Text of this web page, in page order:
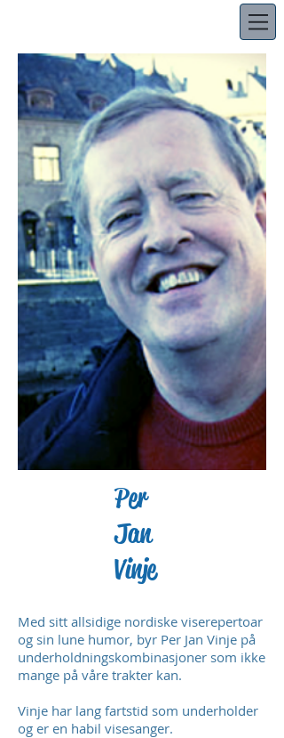
Per
Jan
Vinje
Med sitt allsidige nordiske viserepertoar
og sin lune humor, byr Per Jan Vinje på
underholdningskombinasjoner som ikke
mange på våre trakter kan.
Vinje har lang fartstid som underholder
og er en habil visesanger.